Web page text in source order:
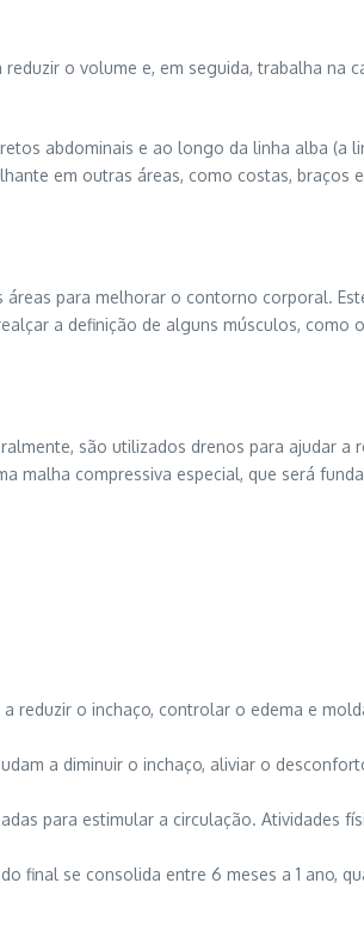
o volume e, em seguida, trabalha na
abdominais e ao longo da linha alba (a
em outras áreas, como costas, braços
para melhorar o contorno corporal.
a definição de alguns músculos, como
são utilizados drenos para ajudar a
malha compressiva especial, que será
reduzir o inchaço, controlar o edema e
a diminuir o inchaço, aliviar o
para estimular a circulação. Atividades
final se consolida entre 6 meses a 1 ano,